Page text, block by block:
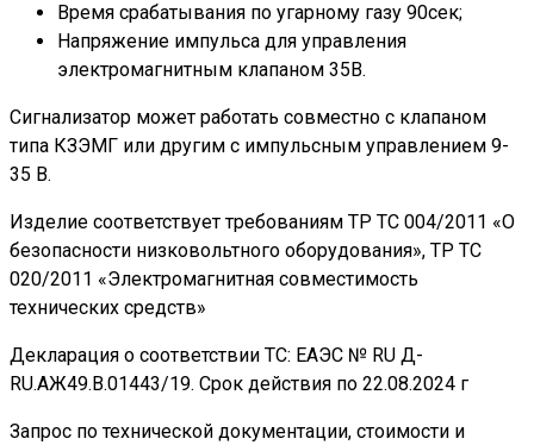
Время срабатывания по угарному газу 90сек;
Напряжение импульса для управления
электромагнитным клапаном 35В.
Сигнализатор может работать совместно с клапаном
типа КЗЭМГ или другим с импульсным управлением 9-
35 В.
Изделие соответствует требованиям ТР ТС 004/2011 «О
безопасности низковольтного оборудования», ТР ТС
020/2011 «Электромагнитная совместимость
технических средств»
Декларация о соответствии ТС: ЕАЭС № RU Д-
RU.АЖ49.В.01443/19. Срок действия по 22.08.2024 г
Запрос по технической документации, стоимости и